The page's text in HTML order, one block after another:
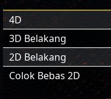
4D
3D Belakang
2D Belakang
Colok Bebas 2D